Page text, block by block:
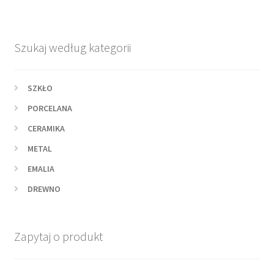
Szukaj według kategorii
SZKŁO
PORCELANA
CERAMIKA
METAL
EMALIA
DREWNO
Zapytaj o produkt